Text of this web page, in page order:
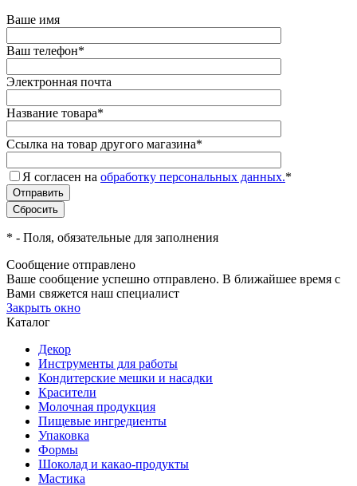
Ваше имя
Ваш телефон*
Электронная почта
Название товара*
Ссылка на товар другого магазина*
Я согласен на обработку персональных данных.*
* - Поля, обязательные для заполнения
Сообщение отправлено
Ваше сообщение успешно отправлено. В ближайшее время с
Вами свяжется наш специалист
Закрыть окно
Каталог
Декор
Инструменты для работы
Кондитерские мешки и насадки
Красители
Молочная продукция
Пищевые ингредиенты
Упаковка
Формы
Шоколад и какао-продукты
Мастика